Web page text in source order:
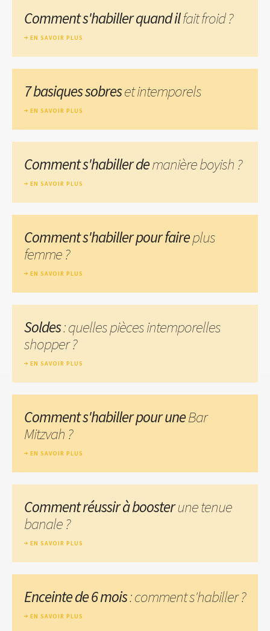
Comment s'habiller quand ilfait froid ?
EN SAVOIR PLUS
7 basiques sobreset intemporels
EN SAVOIR PLUS
Comment s'habiller demanière boyish ?
EN SAVOIR PLUS
Comment s'habiller pour faireplus
femme ?
EN SAVOIR PLUS
Soldes: quelles pièces intemporelles
shopper ?
EN SAVOIR PLUS
Comment s'habiller pour uneBar
Mitzvah ?
EN SAVOIR PLUS
Comment réussir à boosterune tenue
banale ?
EN SAVOIR PLUS
Enceinte de 6 mois: comment s'habiller ?
EN SAVOIR PLUS